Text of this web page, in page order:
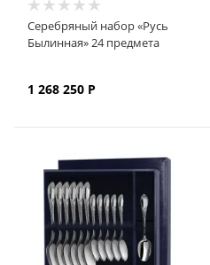
Серебряный набор «Русь
Былинная» 24 предмета
1 268 250 Р